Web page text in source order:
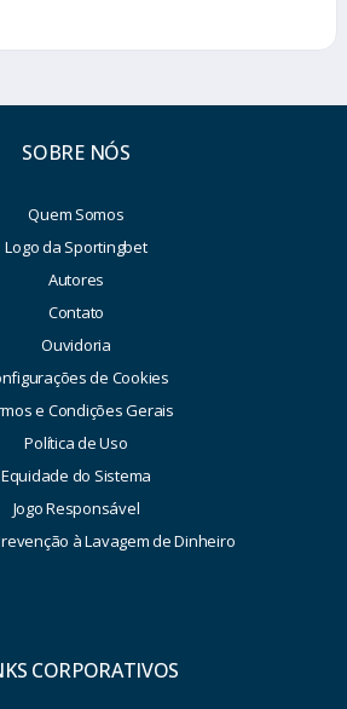
SOBRE NÓS
Quem Somos
Logo da Sportingbet
Autores
Contato
Ouvidoria
de Cookies
e Condições Gerais
Política de Uso
Equidade do Sistema
Jogo Responsável
à Lavagem de Dinheiro
CORPORATIVOS